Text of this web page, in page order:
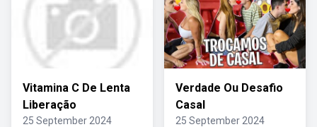
Vitamina C De Lenta
Liberação
25 September 2024
Verdade Ou Desafio
Casal
25 September 2024